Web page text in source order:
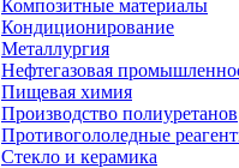
Композитные материалы
Кондиционирование
Металлургия
Нефтегазовая
Пищевая химия
Производство полиуретанов
Противогололедные
Стекло и керамика